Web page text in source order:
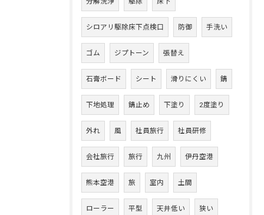
シロアリ駆除床下点検口 防御 手洗い
ゴム ジプトーン 張替え
石膏ボード シート 滑りにくい 錆
下地処理 錆止め 下塗り 2度塗り
外れ 風 社員旅行 社員研修
会社旅行 旅行 九州 伊丹空港
熊本空港 旅 室内 土間
ローラー 平型 天井低い 狭い